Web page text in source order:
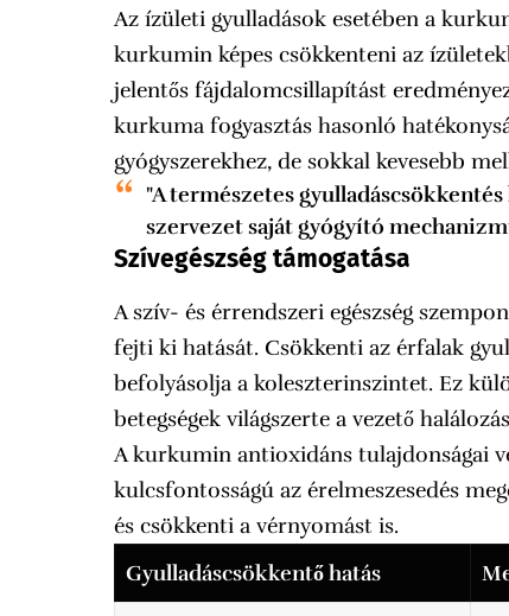
Az ízületi gyulladások esetében a
kurkumin képes csökkenteni az
jelentős fájdalomcsillapítást
kurkuma fogyasztás hasonló
gyógyszerekhez, de sokkal kevesebb
"A természetes
szervezet saját gyógyító
Szívegészség támogatása
A szív- és érrendszeri egészség
fejti ki hatását. Csökkenti az érfalak
befolyásolja a koleszterinszintet. Ez
betegségek világszerte a vezető
A kurkumin antioxidáns tulajdonságai
kulcsfontosságú az érelmeszesedés
és csökkenti a vérnyomást is.
Gyulladáscsökkentő hatás